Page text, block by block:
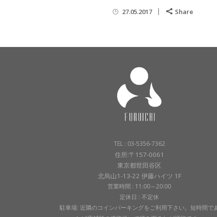
27.05.2017 Share
TEL : 03-5356-7362
住所:〒157-0061
東京都世田谷区
北烏山1-13-22 伊藤ハイツ 1F
営業時間 : 11:00～20:00
定休日 : 不定休
駐車場: 近隣のコインパーキングをご利用下さい。短時間で